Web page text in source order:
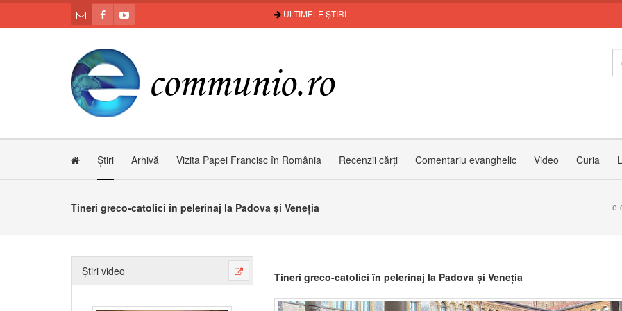
ULTIMELE ȘTIRI
Știri Arhivă Vizita Papei Francisc în România Recenzii cărți Comentariu evanghelic Video Curia
Tineri greco-catolici în pelerinaj la Padova și Veneția e-
Știri video Tineri greco-catolici în pelerinaj la Padova și Veneția